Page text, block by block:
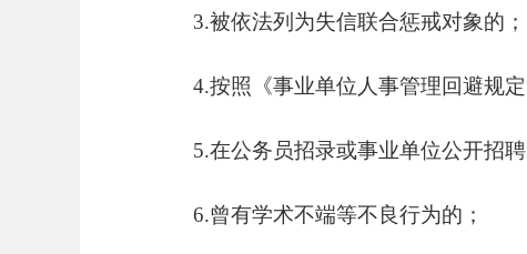
3.被依法列为失信联合惩戒对象的；
4.按照《事业单位人事管理回避规
5.在公务员招录或事业单位公开招
6.曾有学术不端等不良行为的；